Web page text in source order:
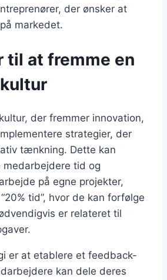
der ønsker at
markedet.
til at fremme en
der fremmer innovation,
strategier, der
tænkning. Dette kan
medarbejdere tid og
på egne projekter,
tid”, hvor de kan forfølge
er relateret til
er at etablere et feedback-
kan dele deres